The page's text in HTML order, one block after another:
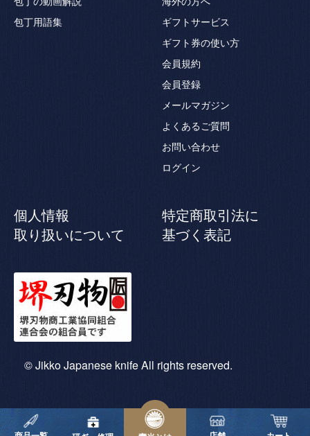
包丁用語集
ギフトサービス
ギフト券の使い方
会員規約
会員登録
メールマガジン
よくあるご質問
お問い合わせ
ログイン
個人情報
取り扱いについて
特定商取引法に
基づく表記
© Jikko Japanese knife All rights reserved.